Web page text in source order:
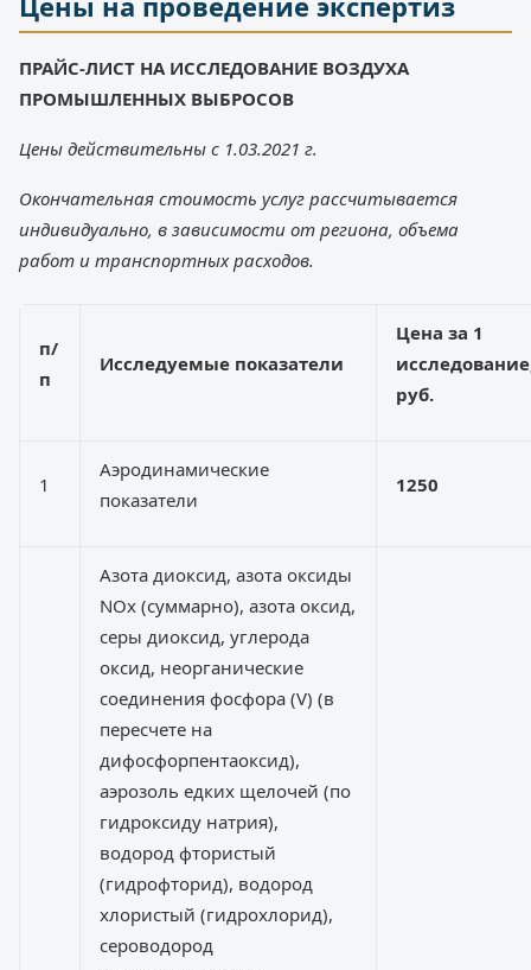
ПРАЙС-ЛИСТ НА ИССЛЕДОВАНИЕ ВОЗДУХА
ПРОМЫШЛЕННЫХ ВЫБРОСОВ
Цены действительны с 1.03.2021 г.
Окончательная стоимость услуг рассчитывается
индивидуально, в зависимости от региона, объема
работ и транспортных расходов.
п/
п
Исследуемые показатели
Цена за 1
руб.
1
Аэродинамические
показатели
1250
Азота диоксид, азота оксиды
NOx (суммарно), азота оксид,
серы диоксид, углерода
оксид, неорганические
соединения фосфора (V) (в
пересчете на
дифосфорпентаоксид),
аэрозоль едких щелочей (по
гидроксиду натрия),
водород фтористый
(гидрофторид), водород
хлористый (гидрохлорид),
сероводород